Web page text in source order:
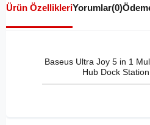
Ürün ÖzellikleriYorumlar(0)
Baseus Ultra Joy 5 in 1
Hub Dock